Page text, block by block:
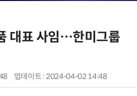
대표 사임…한미그룹
업데이트 : 2024-04-02 14:48